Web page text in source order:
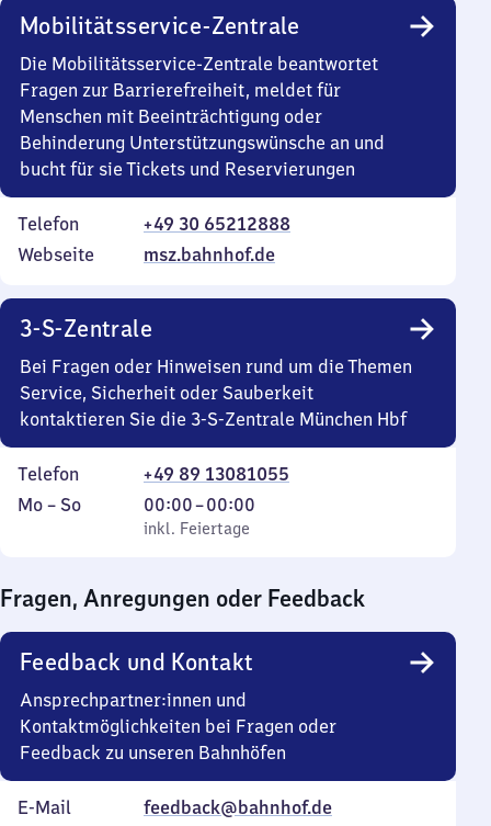
Mobilitätsservice-Zentrale
Die Mobilitätsservice-Zentrale beantwortet
Fragen zur Barrierefreiheit, meldet für
Menschen mit Beeinträchtigung oder
Behinderung Unterstützungswünsche an und
bucht für sie Tickets und Reservierungen
Telefon
+49 30 65212888
Webseite
msz.bahnhof.de
3-S-Zentrale
Bei Fragen oder Hinweisen rund um die Themen
Service, Sicherheit oder Sauberkeit
kontaktieren Sie die 3-S-Zentrale München Hbf
Telefon
+49 89 13081055
Montag
Mo – So,
inkl. Feiertage
00:00–00:00
Von
0
0
Uhr
inkl. Feiertage
Fragen, Anregungen oder Feedback
Feedback und Kontakt
Ansprechpartner:innen und
Kontaktmöglichkeiten bei Fragen oder
Feedback zu unseren Bahnhöfen
E-Mail
feedback@bahnhof.de